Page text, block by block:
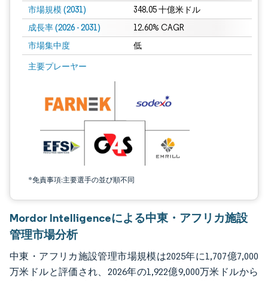
市場規模 (2031) 348.05 十億米ドル
成長率 (2026 - 2031) 12.60% CAGR
市場集中度 低
主要プレーヤー
*免責事項:主要選手の並び順不同
画像 © Mordor Intelligence。再利用にはCC BY 4.0の表示が必要です。
Mordor Intelligenceによる中東・アフリカ施設
管理市場分析
中東・アフリカ施設管理市場規模は2025年に1,707億7,000
万米ドルと評価され、2026年の1,922億9,000万米ドルから